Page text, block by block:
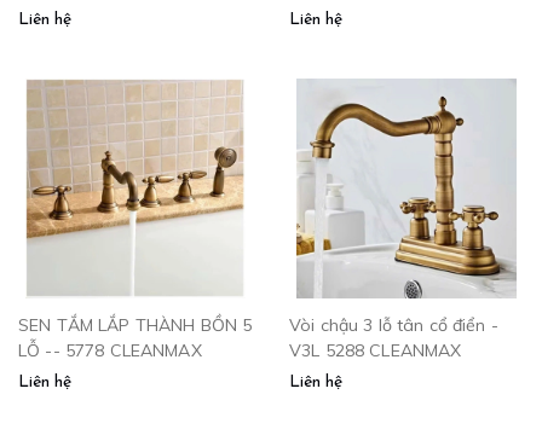
Liên hệ
CAO TUỔI
Liên hệ
SEN TẮM LẮP THÀNH BỒN 5
LỖ -- 5778 CLEANMAX
Liên hệ
Vòi chậu 3 lỗ tân cổ điển -
V3L 5288 CLEANMAX
Liên hệ